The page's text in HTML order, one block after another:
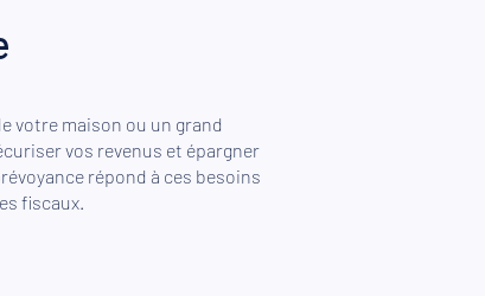
votre maison ou un grand
vos revenus et épargner
répond à ces besoins
fiscaux.